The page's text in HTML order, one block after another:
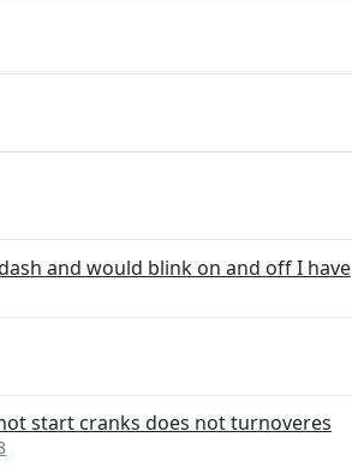
and would blink on and off I have
start cranks does not turnoveres